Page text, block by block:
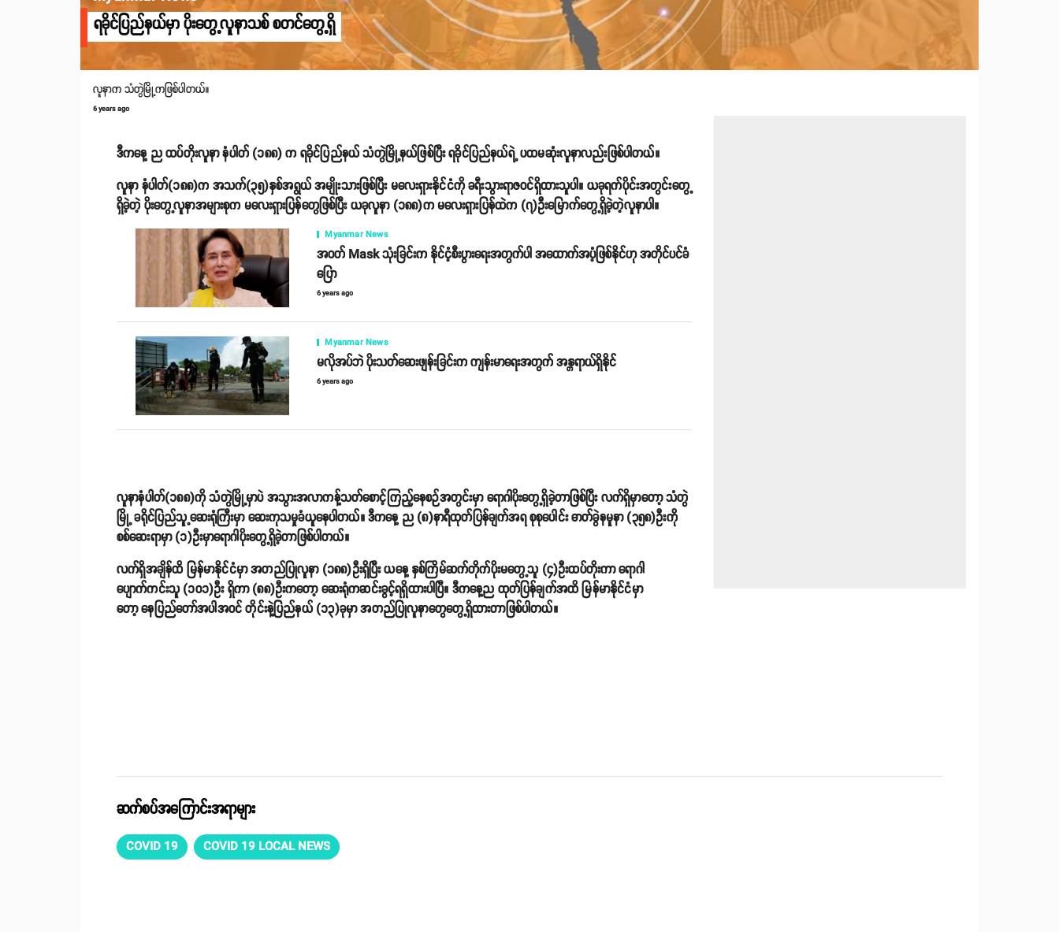
ရခိုင်ပြည်နယ်မှာ ပိုးတွေ့လူနာသစ် စတင်တွေ့ရှိ
လူနာက သံတွဲမြို့ကဖြစ်ပါတယ်။
6 years ago
ဒီကနေ့ ည ထပ်တိုးလူနာ နံပါတ် (၁၈၈) က ရခိုင်ပြည်နယ် သံတွဲမြို့နယ်ဖြစ်ပြီး ရခိုင်ပြည်နယ်ရဲ့ ပထမဆုံးလူနာလည်းဖြစ်ပါတယ်။
လူနာ နံပါတ်(၁၈၈)က အသက်(၃၅)နှစ်အရွယ် အမျိုးသားဖြစ်ပြီး မလေးရှားနိုင်ငံကို ခရီးသွားရာဇဝင်ရှိထားသူပါ။ ယခုရက်ပိုင်းအတွင်းတွေ့
ရှိခဲ့တဲ့ ပိုးတွေ့လူနာအများစုက မလေးရှားပြန်တွေဖြစ်ပြီး ယခုလူနာ (၁၈၈)က မလေးရှားပြန်ထဲက (၇)ဦးမြောက်တွေ့ရှိခဲ့တဲ့လူနာပါ။
Myanmar News
အဝတ် Mask သုံးခြင်းက နိုင်ငံ့စီးပွားရေးအတွက်ပါ အထောက်အပံ့ဖြစ်နိုင်ဟု အတိုင်ပင်ခံ
ပြော
6 years ago
Myanmar News
မလိုအပ်ဘဲ ပိုးသတ်ဆေးဖျန်းခြင်းက ကျန်းမာရေးအတွက် အန္တရာယ်ရှိနိုင်
6 years ago
လူနာနံပါတ်(၁၈၈)ကို သံတွဲမြို့မှာပဲ အသွားအလာကန့်သတ်စောင့်ကြည့်နေစဉ်အတွင်းမှာ ရောဂါပိုးတွေ့ရှိခဲ့တာဖြစ်ပြီး လက်ရှိမှာတော့ သံတွဲ
မြို့ ခရိုင်ပြည်သူ့ဆေးရုံကြီးမှာ ဆေးကုသမှုခံယူနေပါတယ်။ ဒီကနေ့ ည (၈)နာရီထုတ်ပြန်ချက်အရ စုစုပေါင်း ဓာတ်ခွဲနမူနာ (၃၅၈)ဦးကို
စစ်ဆေးရာမှာ (၁)ဦးမှာရောဂါပိုးတွေ့ရှိခဲ့တာဖြစ်ပါတယ်။
လက်ရှိအချိန်ထိ မြန်မာနိုင်ငံမှာ အတည်ပြုလူနာ (၁၈၈)ဦးရှိပြီး ယနေ့ နှစ်ကြိမ်ဆက်တိုက်ပိုးမတွေ့သူ (၄)ဦးထပ်တိုးကာ ရောဂါ
ပျောက်ကင်းသူ (၁၀၁)ဦး ရှိကာ (၈၈)ဦးကတော့ ဆေးရုံကဆင်းခွင့်ရရှိထားပါပြီ။ ဒီကနေ့ည ထုတ်ပြန်ချက်အထိ မြန်မာနိုင်ငံမှာ
တော့ နေပြည်တော်အပါအဝင် တိုင်းနဲ့ပြည်နယ် (၁၃)ခုမှာ အတည်ပြုလူနာတွေတွေ့ရှိထားတာဖြစ်ပါတယ်။
ဆက်စပ်အကြောင်းအရာများ
COVID 19 COVID 19 LOCAL NEWS